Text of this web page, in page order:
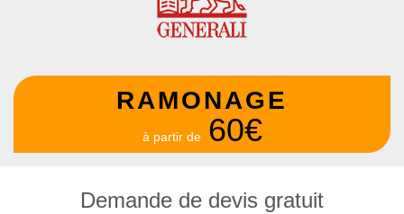
RAMONAGE
à partir de 60€
Demande de devis gratuit